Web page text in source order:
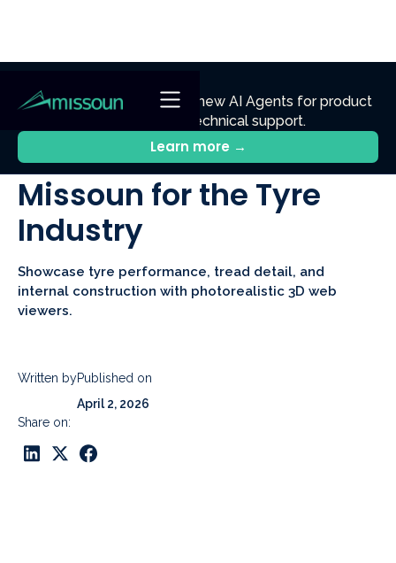
All Posts
Missoun for the Tyre
Industry
Showcase tyre performance, tread detail, and
internal construction with photorealistic 3D web
viewers.
Written byPublished on
April 2, 2026
Share on:
DiscoverEnnik.ai: Our new AI Agents for product
discovery, sales, and technical support.
Learn more →